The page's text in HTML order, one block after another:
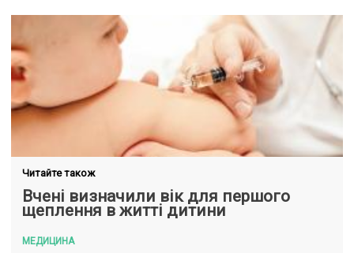
Читайте також
Вчені визначили вік для першого
щеплення в житті дитини
МЕДИЦИНА